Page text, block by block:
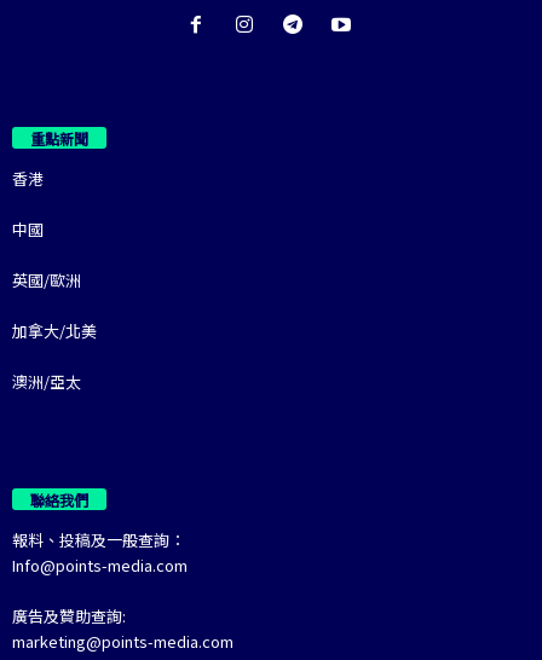
重點新聞
香港
中國
英國/歐洲
加拿大/北美
澳洲/亞太
聯絡我們
報料、投稿及一般查詢：
Info@points-media.com
廣告及贊助查詢:
marketing@points-media.com